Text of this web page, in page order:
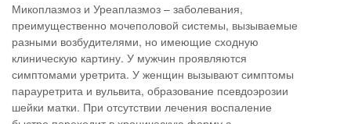
Микоплазмоз и Уреаплазмоз – заболевания,
преимущественно мочеполовой системы, вызываемые
разными возбудителями, но имеющие сходную
клиническую картину. У мужчин проявляются
симптомами уретрита. У женщин вызывают симптомы
парауретрита и вульвита, образование псевдоэрозии
шейки матки. При отсутствии лечения воспаление